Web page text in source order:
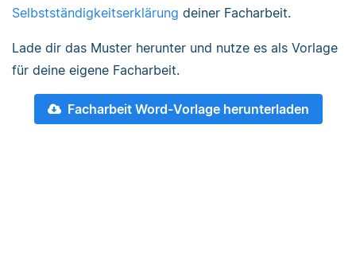
Selbstständigkeitserklärung deiner Facharbeit.
Lade dir das Muster herunter und nutze es als Vorlage
für deine eigene Facharbeit.
Facharbeit Word-Vorlage herunterladen